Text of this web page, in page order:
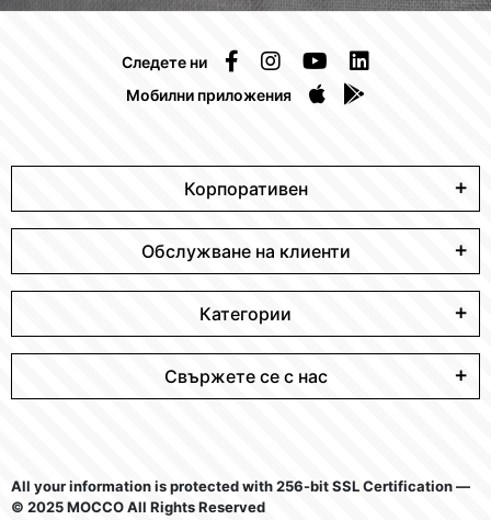
Следете ни
Мобилни приложения
Корпоративен
Обслужване на клиенти
Категории
Свържете се с нас
All your information is protected with 256-bit SSL Certification —
© 2025 MOCCO All Rights Reserved